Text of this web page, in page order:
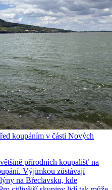
koupáním v části Nových
přírodních koupališť na
Výjimkou zůstávají
na Břeclavsku, kde